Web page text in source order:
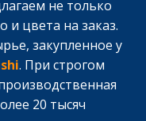
не только
и цвета на заказ.
закупленное у
. При строгом
20 тысяч